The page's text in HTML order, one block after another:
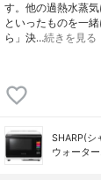
す。他の過熱水蒸
といったものを一
ら」決…続きを見る
SHARP(シ
ウォータ